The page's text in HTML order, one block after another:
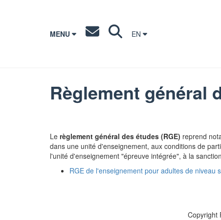
MENU EN
Règlement général
Le règlement général des études (RGE) reprend
dans une unité d'enseignement, aux conditions de
l'unité d'enseignement "épreuve intégrée", à la
RGE de l'enseignement pour adultes de niveau
Copyright